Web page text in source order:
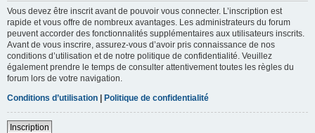
Vous devez être inscrit avant de pouvoir vous connecter. L’inscription est
rapide et vous offre de nombreux avantages. Les administrateurs du forum
peuvent accorder des fonctionnalités supplémentaires aux utilisateurs inscrits.
Avant de vous inscrire, assurez-vous d’avoir pris connaissance de nos
conditions d’utilisation et de notre politique de confidentialité. Veuillez
également prendre le temps de consulter attentivement toutes les règles du
forum lors de votre navigation.
Conditions d’utilisation | Politique de confidentialité
Inscription